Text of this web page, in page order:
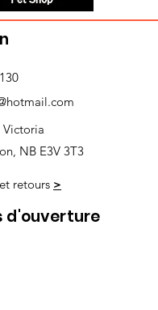
Victoria
NB E3V 3T3
retours >
d'ouverture